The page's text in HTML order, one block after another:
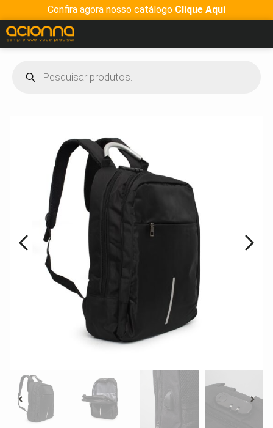
Confira agora nosso catálogo Clique Aqui